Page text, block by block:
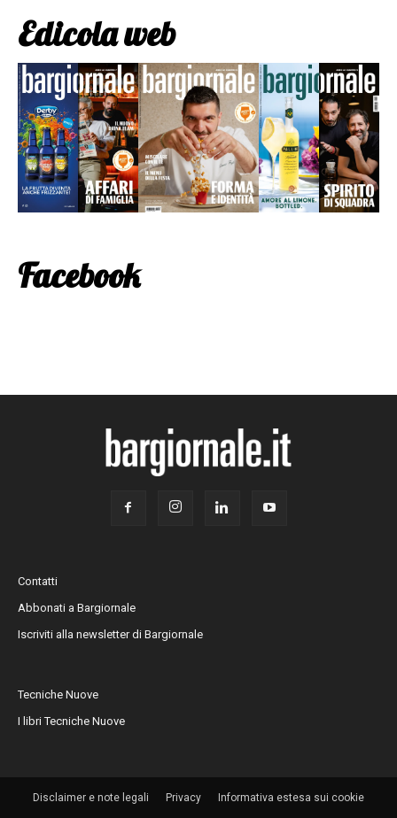
Edicola web
Facebook
Contatti
Abbonati a Bargiornale
Iscriviti alla newsletter di Bargiornale
Tecniche Nuove
I libri Tecniche Nuove
Disclaimer e note legali Privacy Informativa estesa sui cookie